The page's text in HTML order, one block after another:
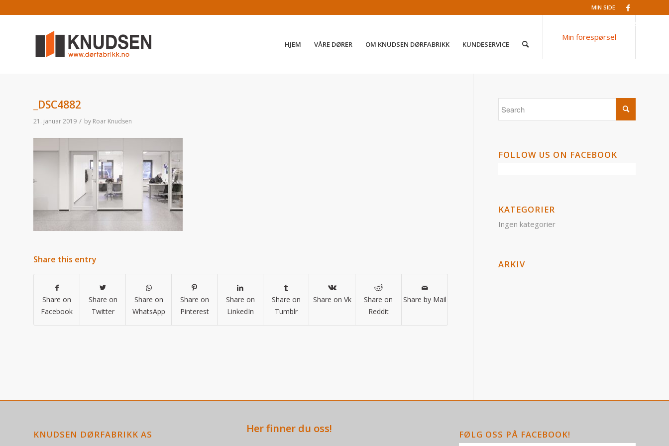
Facebook
MIN SIDE
HJEM VÅRE DØRER OM KNUDSEN DØRFABRIKK KUNDESERVICE
Min forespørsel
_DSC4882
21. januar 2019 / by Roar Knudsen
Share this entry
Share on
Facebook
Share on
Twitter
Share on
WhatsApp
Share on
Pinterest
Share on
LinkedIn
Share on
Tumblr
Share on Vk
Share on
Reddit
Share by Mail
FOLLOW US ON FACEBOOK
KATEGORIER
Ingen kategorier
ARKIV
KNUDSEN DØRFABRIKK AS Her finner du oss! FØLG OSS PÅ FACEBOOK!